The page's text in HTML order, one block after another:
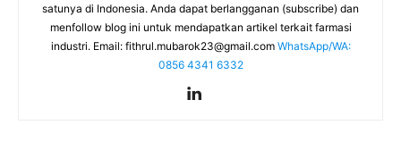
satunya di Indonesia. Anda dapat berlangganan (subscribe) dan
menfollow blog ini untuk mendapatkan artikel terkait farmasi
industri. Email: fithrul.mubarok23@gmail.com WhatsApp/WA:
0856 4341 6332